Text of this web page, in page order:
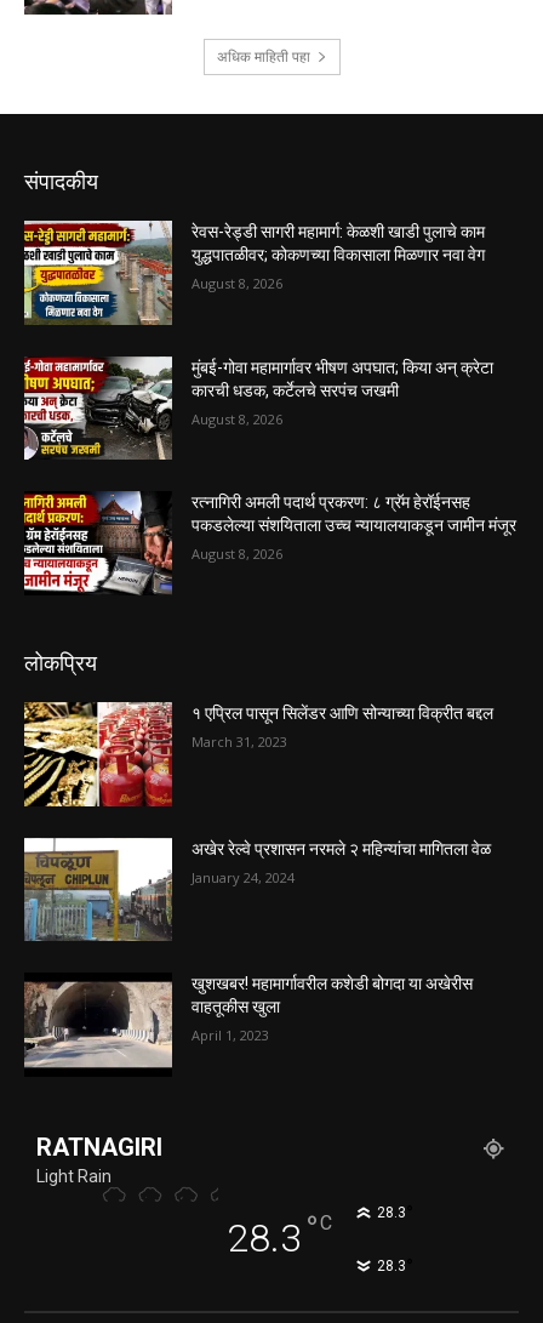
संपादकीय
रेवस-रेड्डी सागरी महामार्ग: केळशी खाडी पुलाचे काम
युद्धपातळीवर; कोकणच्या विकासाला मिळणार नवा वेग
August 8, 2026
मुंबई-गोवा महामार्गावर भीषण अपघात; किया अन् क्रेटा
कारची धडक, कर्टेलचे सरपंच जखमी
August 8, 2026
रत्नागिरी अमली पदार्थ प्रकरण: ८ ग्रॅम हेरॉईनसह
पकडलेल्या संशयिताला उच्च न्यायालयाकडून जामीन मंजूर
August 8, 2026
लोकप्रिय
१ एप्रिल पासून सिलेंडर आणि सोन्याच्या विक्रीत बद्दल
March 31, 2023
अखेर रेल्वे प्रशासन नरमले २ महिन्यांचा मागितला वेळ
January 24, 2024
खुशखबर! महामार्गावरील कशेडी बोगदा या अखेरीस
वाहतूकीस खुला
April 1, 2023
RATNAGIRI
Light Rain
28.3 °C 28.3
28.3